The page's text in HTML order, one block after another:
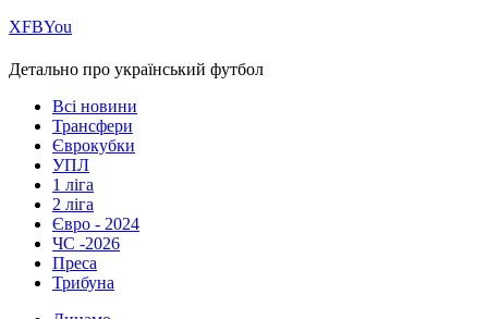
ХFBYou
Детально про український футбол
Всі новини
Трансфери
Єврокубки
УПЛ
1 ліга
2 ліга
Євро - 2024
ЧС -2026
Преса
Трибуна